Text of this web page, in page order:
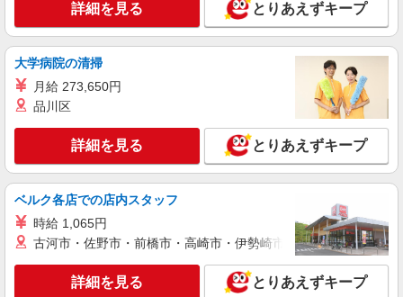
詳細を見る
正社員
LUSH（ラッシュ）
販売接客スタッフ（セールスアシスタント）
正社員：時給1,050円〜 ※経験・能力により優
遇します。
大分県大分市要町1番14号 JRおおいたシテ
ィ アミュプラザおおいた
キープ 詳細を見る
詳細を見る とりあえずキープ
大学病院の清掃
月給 273,650円
品川区
詳細を見る とりあえずキープ
ベルク各店での店内スタッフ
時給 1,065円
古河市・佐野市・前橋市・高崎市・伊勢崎市・太田市・館林市
詳細を見る とりあえずキープ